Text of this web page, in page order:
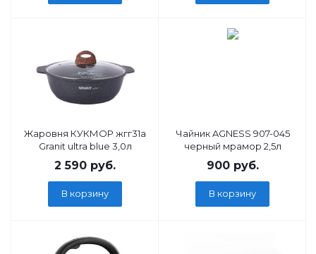
Жаровня КУКМОР жгг31а
Granit ultra blue 3,0л
2 590 руб.
В корзину
Чайник AGNESS 907-045
черный мрамор 2,5л
900руб.
В корзину